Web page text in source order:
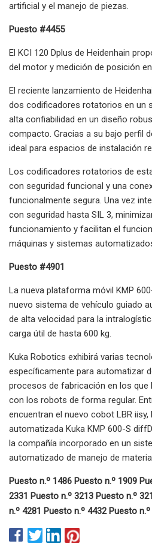
artificial y el manejo de piezas.
Puesto #4455
El KCI 120 Dplus de Heidenhain
del motor y medición de posición
El reciente lanzamiento de
dos codificadores rotatorios en un
alta confiabilidad en un diseño
compacto. Gracias a su bajo perfil
ideal para espacios de instalación
Los codificadores rotatorios de
con seguridad funcional y una
funcionalmente segura. Una vez
con seguridad hasta SIL 3,
funcionamiento y facilitan el
máquinas y sistemas
Puesto #4901
La nueva plataforma móvil KMP
nuevo sistema de vehículo guiado
de alta velocidad para la
carga útil de hasta 600 kg.
Kuka Robotics exhibirá varias
específicamente para automatizar
procesos de fabricación en los que
con los robots de forma regular.
encuentran el nuevo cobot LBR
automatizada Kuka KMP 600-S
la compañía incorporado en un
automatizado de manejo de
Puesto n.º 1486 Puesto n.º 1909
2331 Puesto n.º 3213 Puesto n.º
n.º 4281 Puesto n.º 4432 Puesto